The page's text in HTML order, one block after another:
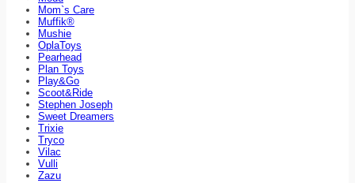
Mom`s Care
Muffik®
Mushie
OplaToys
Pearhead
Plan Toys
Play&Go
Scoot&Ride
Stephen Joseph
Sweet Dreamers
Trixie
Tryco
Vilac
Vulli
Zazu